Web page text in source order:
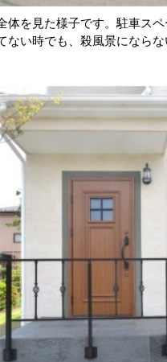
体を見た様子です。駐車ス
ない時でも、殺風景にならな